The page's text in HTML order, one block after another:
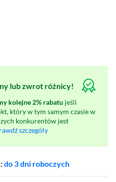
lub zwrot różnicy!
kolejne 2% rabatu jeśli
który w tym samym czasie w
konkurentów jest
szczegóły
do 3 dni roboczych